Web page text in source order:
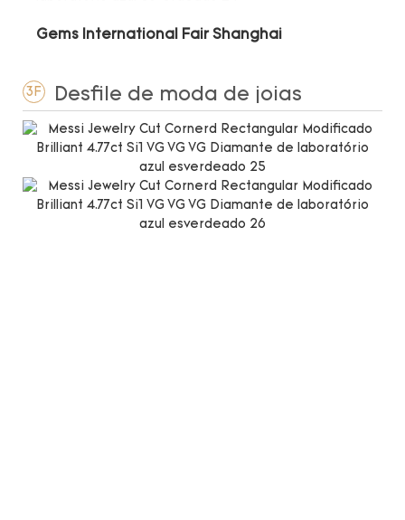
Gems International Fair Shanghai
3F Desfile de moda de joias